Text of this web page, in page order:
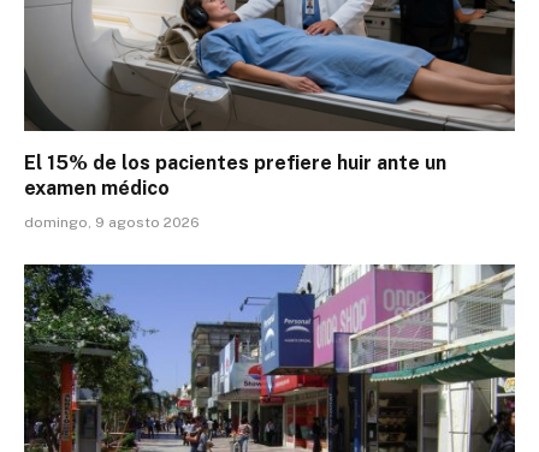
El 15% de los pacientes prefiere huir ante un
examen médico
domingo, 9 agosto 2026